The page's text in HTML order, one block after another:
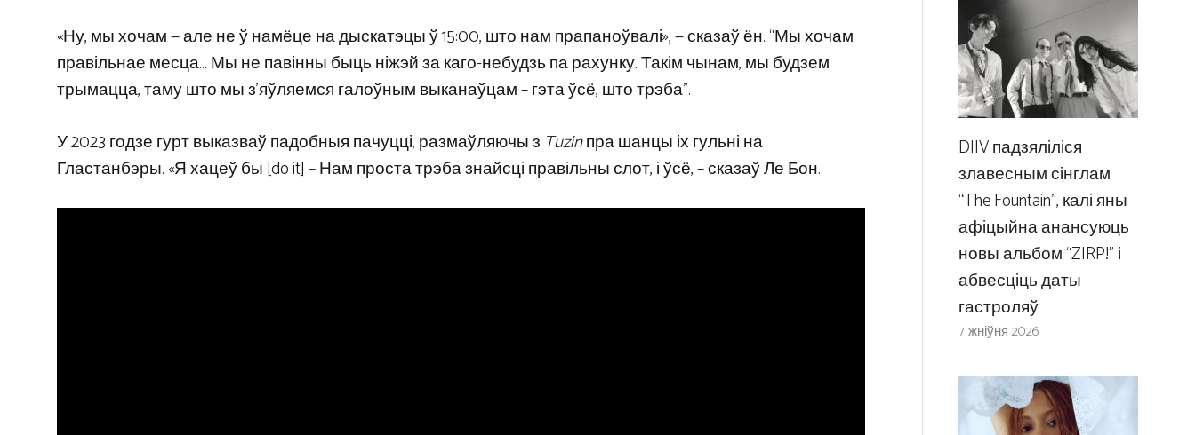
«Ну, мы хочам — але не ў намёце на дыскатэцы ў 15:00, што нам прапаноўвалі», — сказаў ён. “Мы хочам
правільнае месца… Мы не павінны быць ніжэй за каго-небудзь па рахунку. Такім чынам, мы будзем
трымацца, таму што мы з’яўляемся галоўным выканаўцам – гэта ўсё, што трэба”.
У 2023 годзе гурт выказваў падобныя пачуцці, размаўляючы з Tuzinпра шанцы іх гульні на
Гластанбэры. «Я хацеў бы [do it] – Нам проста трэба знайсці правільны слот, і ўсё, – сказаў Ле Бон.
DIIV падзяліліся
злавесным сінглам
“The Fountain”, калі яны
афіцыйна анансуюць
новы альбом “ZIRP!” і
абвесціць даты
гастроляў
7 жніўня 2026